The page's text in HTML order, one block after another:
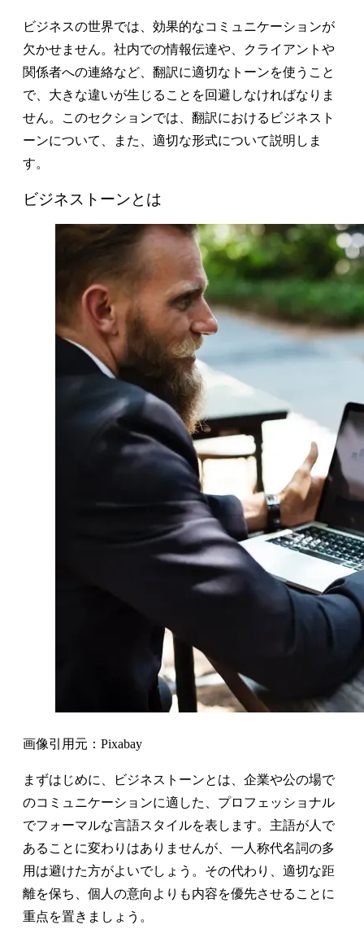
ビジネスの世界では、効果的なコミュニケーションが
欠かせません。社内での情報伝達や、クライアントや
関係者への連絡など、翻訳に適切なトーンを使うこと
で、大きな違いが生じることを回避しなければなりま
せん。このセクションでは、翻訳におけるビジネスト
ーンについて、また、適切な形式について説明しま
す。
ビジネストーンとは
画像引用元：Pixabay
まずはじめに、ビジネストーンとは、企業や公の場で
のコミュニケーションに適した、プロフェッショナル
でフォーマルな言語スタイルを表します。主語が人で
あることに変わりはありませんが、一人称代名詞の多
用は避けた方がよいでしょう。その代わり、適切な距
離を保ち、個人の意向よりも内容を優先させることに
重点を置きましょう。